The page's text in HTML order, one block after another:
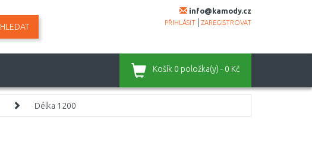
info@kamody.cz
PŘIHLÁSIT ZAREGISTROVAT
HLEDAT
Košík 0 položka(y) - 0 Kč
Délka 1200